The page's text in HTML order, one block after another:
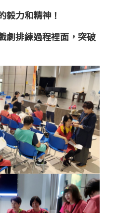
毅力和精神！
劇排練過程裡面，突破